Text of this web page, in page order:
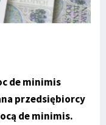
de minimis
przedsiębiorcy
de minimis.